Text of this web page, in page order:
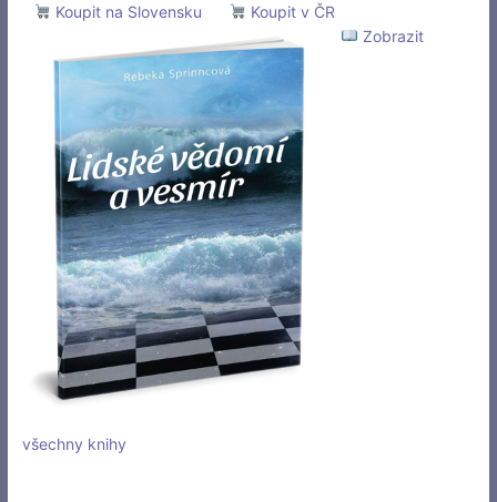
Koupit na Slovensku
Koupit v ČR
Zobrazit
všechny knihy